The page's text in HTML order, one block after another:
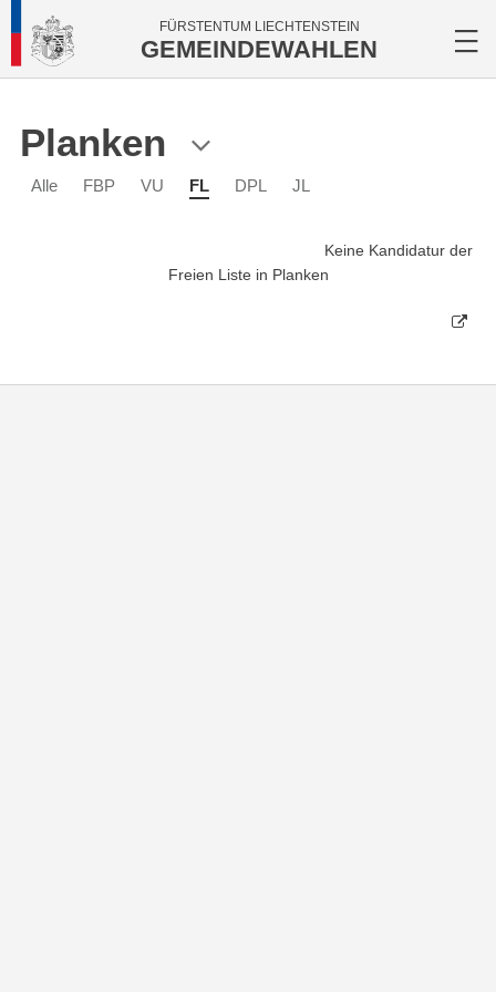
FÜRSTENTUM LIECHTENSTEIN
GEMEINDEWAHLEN
Planken
Alle FBP VU FL DPL JL
Keine Kandidatur der
Freien Liste in Planken